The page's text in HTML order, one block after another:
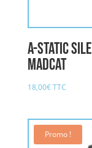
A-STATIC
MADCAT
18,00€TTC
Promo !